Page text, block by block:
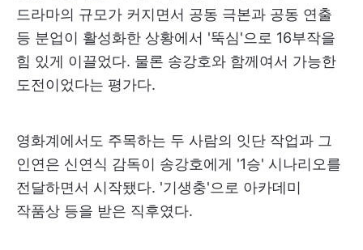
드라마의 규모가 커지면서 공동 극본과 공동 연출
등 분업이 활성화한 상황에서 '뚝심'으로 16부작을
힘 있게 이끌었다. 물론 송강호와 함께여서 가능한
도전이었다는 평가다.
영화계에서도 주목하는 두 사람의 잇단 작업과 그
인연은 신연식 감독이 송강호에게 '1승' 시나리오를
전달하면서 시작됐다. '기생충'으로 아카데미
작품상 등을 받은 직후였다.